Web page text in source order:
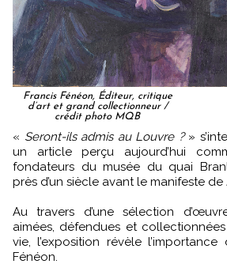
Francis Fénéon, Éditeur, critique
d’art et grand collectionneur /
crédit photo MQB
« Seront-ils admis au Louvre ?»
un article perçu aujourd’hui
fondateurs du musée du quai
près d’un siècle avant le manifeste
Au travers d’une sélection
aimées, défendues et
vie, l’exposition révèle
Fénéon.